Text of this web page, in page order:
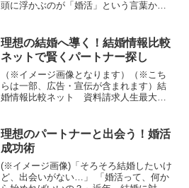
頭に浮かぶのが「婚活」という言葉かも
て？」と、一歩踏み出すのをためらって
しまう方もいるのではないで...
理想の結婚へ導く！結婚情報比較
ネットで賢くパートナー探し
（※イメージ画像となります）（※こち
らは一部、広告・宣伝が含まれます）結
婚情報比較ネット 資料請求人生最大の
見つけるのは容易ではありません。相談
所、マッチングアプリ、婚...
理想のパートナーと出会う！婚活
成功術
(※イメージ画像)「そろそろ結婚したいけ
ど、出会いがない…」 「婚活って、何か